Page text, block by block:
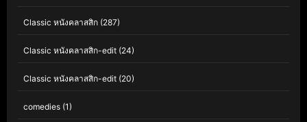
Classic หนังคลาสสิก (287)
Classic หนังคลาสสิก-edit (24)
Classic หนังคลาสสิก-edit (20)
comedies (1)